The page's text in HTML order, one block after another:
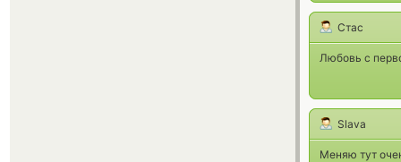
Стас
Любовь с
Slava
Меняю тут